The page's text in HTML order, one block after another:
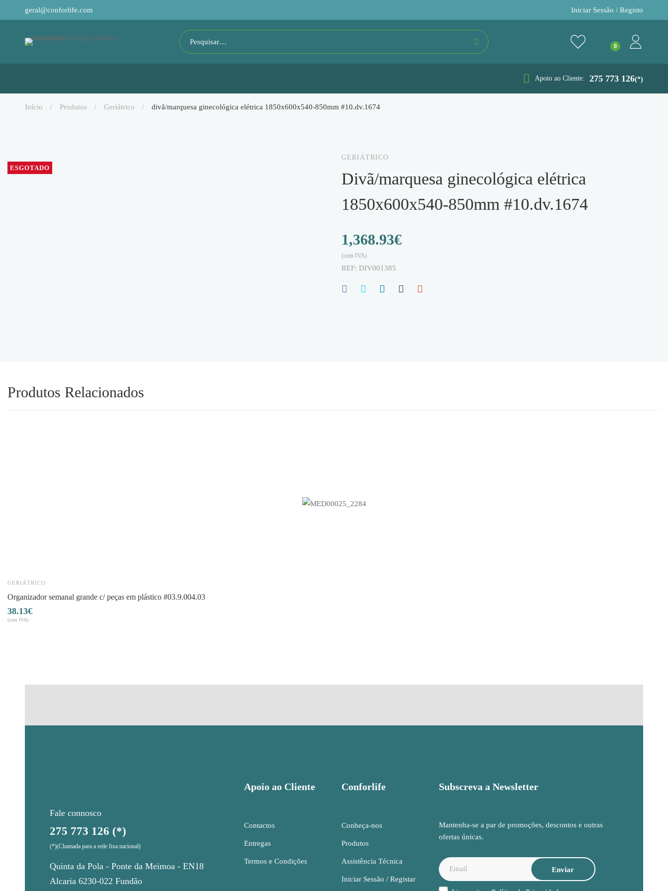
geral@conforlife.com Iniciar Sessão / Registo
Apoio ao Cliente: 275 773 126(*)
início produtos geriátrico divã/marquesa ginecológica elétrica 1850x600x540-850mm #10.dv.1674
ESGOTADO
GERIÁTRICO
divã/marquesa ginecológica elétrica
1850x600x540-850mm #10.dv.1674
1,368.93€
(com IVA)
REF: DIV001385
Produtos Relacionados
GERIÁTRICO
organizador semanal grande c/ peças em plástico #03.9.004.03
38.13€
(com IVA)
Fale connosco
275 773 126 (*)
(*)(Chamada para a rede fixa nacional)
Quinta da Pola - Ponte da Meimoa - EN18
Alcaria 6230-022 Fundão
Apoio ao Cliente
Contactos
Entregas
Termos e Condições
Conforlife
Conheça-nos
Produtos
Assistência Técnica
Iniciar Sessão / Registar
Subscreva a Newsletter
Mantenha-se a par de promoções, descontos e outras
ofertas únicas.